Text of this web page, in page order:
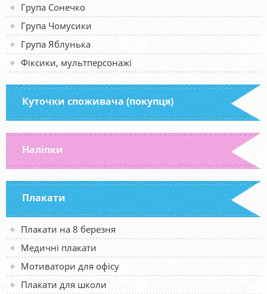
Група Сонечко
Група Чомусики
Група Яблунька
Фіксики, мультперсонажі
Куточки споживача (покупця)
Наліпки
Плакати
Плакати на 8 березня
Медичні плакати
Мотиватори для офісу
Плакати для школи